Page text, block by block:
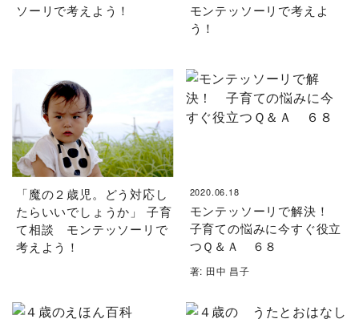
ソーリで考えよう！
モンテッソーリで考えよ
う！
「魔の２歳児。どう対応し
たらいいでしょうか」 子育
て相談 モンテッソーリで
考えよう！
2020.06.18
モンテッソーリで解決！
子育ての悩みに今すぐ役立
つＱ＆Ａ ６８
著: 田中 昌子